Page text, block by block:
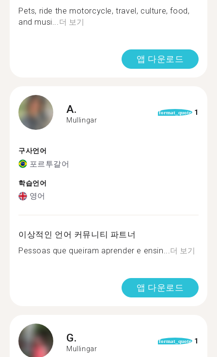
Pets, ride the motorcycle, travel, culture, food,
and musi...더 보기
앱 다운로드
A.
Mullingar
format_quote 1
구사언어
포르투갈어
학습언어
영어
이상적인 언어 커뮤니티 파트너
Pessoas que queiram aprender e ensin...더 보기
앱 다운로드
G.
Mullingar
format_quote 1